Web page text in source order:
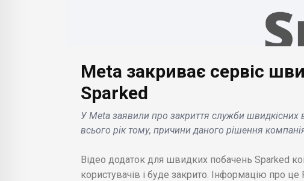
Meta закриває сервіс
Sparked
У Meta заявили про закриття служби
всього рік тому, причини даного рішення
Відео додаток для швидких побачень Sparked
користувачів і буде закрито. Інформацію про
Nokia і Samsung уклали
багаторічну мирову
угоду про патенти
мобільного зв'язку 5g .
«Піноккіо»
трейлер